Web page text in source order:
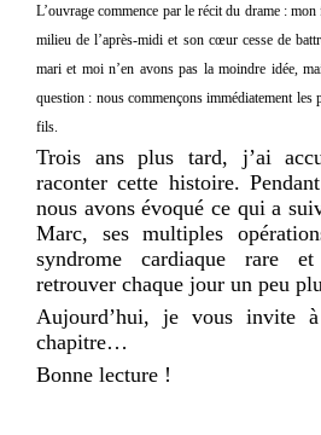
L’ouvrage commence par le récit du drame :
milieu de l’après-midi et son cœur cesse de
mari et moi n’en avons pas la moindre idée,
question : nous commençons immédiatement les
fils.
Trois ans plus tard, j’ai
raconter cette histoire.
nous avons évoqué ce qui a
Marc, ses multiples
syndrome cardiaque rare
retrouver chaque jour un peu
Aujourd’hui, je vous invite
chapitre…
Bonne lecture !